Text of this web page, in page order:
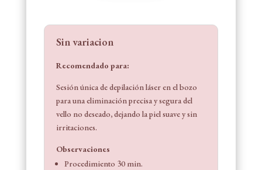
Sin variacion
Recomendado para:
Sesión única de depilación láser en el bozo
para una eliminación precisa y segura del
vello no deseado, dejando la piel suave y sin
irritaciones.
Observaciones
Procedimiento 30 min.